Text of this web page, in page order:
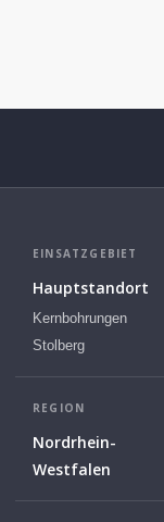
EINSATZGEBIET
Hauptstandort
Kernbohrungen
Stolberg
REGION
Nordrhein-
Westfalen